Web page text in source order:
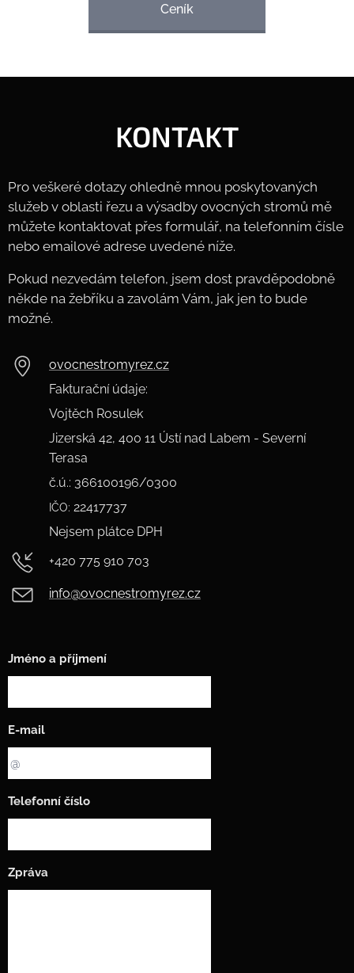
Ceník
KONTAKT
Pro veškeré dotazy ohledně mnou poskytovaných
služeb v oblasti řezu a výsadby ovocných stromů mě
můžete kontaktovat přes formulář, na telefonním čísle
nebo emailové adrese uvedené níže.
Pokud nezvedám telefon, jsem dost pravděpodobně
někde na žebříku a zavolám Vám, jak jen to bude
možné. 🙂
ovocnestromyrez.cz
Fakturační údaje:
Vojtěch Rosulek
Jizerská 42, 400 11 Ústí nad Labem - Severní
Terasa
č.ú.: 366100196/0300
IČO: 22417737
Nejsem plátce DPH
+420 775 910 703
info@ovocnestromyrez.cz
Jméno a příjmení
E-mail
Telefonní číslo
Zpráva